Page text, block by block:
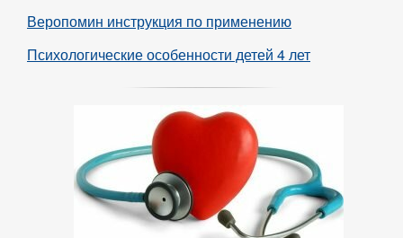
Веропомин инструкция по применению
Психологические особенности детей 4 лет